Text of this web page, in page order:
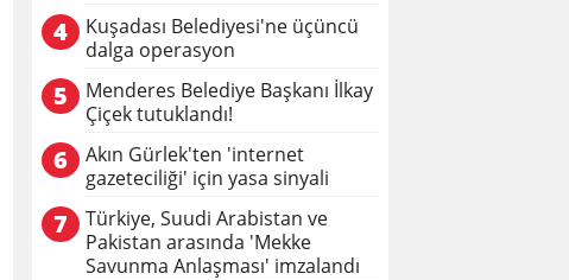
4
Kuşadası Belediyesi'ne üçüncü
dalga operasyon
5
Menderes Belediye Başkanı İlkay
Çiçek tutuklandı!
6
Akın Gürlek'ten 'internet
gazeteciliği' için yasa sinyali
7
Türkiye, Suudi Arabistan ve
Pakistan arasında 'Mekke
Savunma Anlaşması' imzalandı